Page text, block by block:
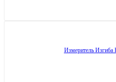
Измеритель